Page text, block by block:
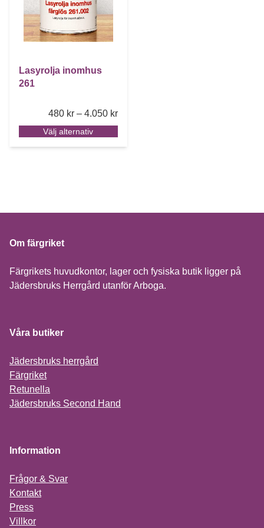
Lasyrolja inomhus
261
480 kr – 4.050 krPrice range: 480 kr through 4.050
Välj alternativ
Om färgriket
Färgrikets huvudkontor, lager och fysiska butik ligger på
Jädersbruks Herrgård utanför Arboga.
Våra butiker
Jädersbruks herrgård
Färgriket
Retunella
Jädersbruks Second Hand
Information
Frågor & Svar
Kontakt
Press
Villkor